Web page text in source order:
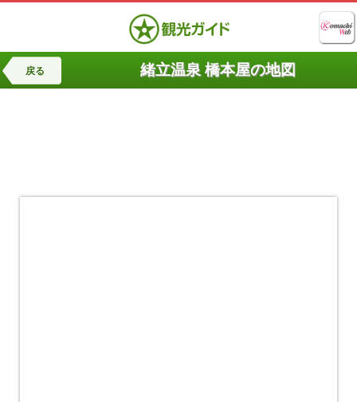
戻る 緒立温泉 橋本屋の地図